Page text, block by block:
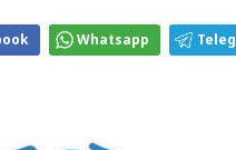
Whatsapp